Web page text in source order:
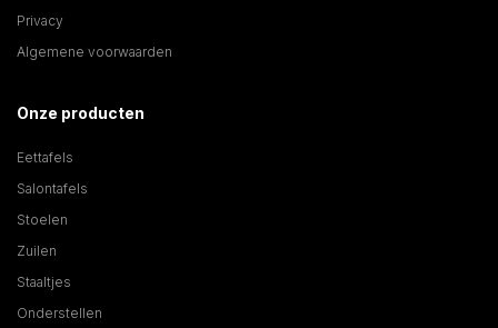
Privacy
Algemene voorwaarden
Onze producten
Eettafels
Salontafels
Stoelen
Zuilen
Staaltjes
Onderstellen